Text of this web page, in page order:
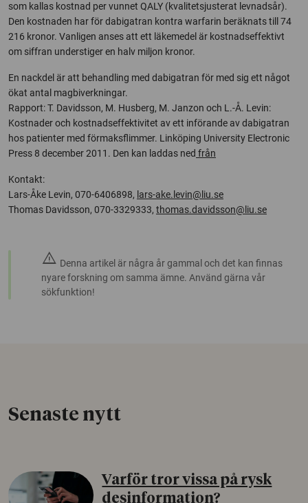
som kallas kostnad per vunnet QALY (kvalitetsjusterat levnadsår).
Den kostnaden har för dabigatran kontra warfarin beräknats till 74
216 kronor. Vanligen anses att ett läkemedel är kostnadseffektivt
om siffran understiger en halv miljon kronor.
En nackdel är att behandling med dabigatran för med sig ett något
ökat antal magbiverkningar.
Rapport: T. Davidsson, M. Husberg, M. Janzon och L.-Å. Levin:
Kostnader och kostnadseffektivitet av ett införande av dabigatran
hos patienter med förmaksflimmer. Linköping University Electronic
Press 8 december 2011. Den kan laddas ned från
Kontakt:
Lars-Åke Levin, 070-6406898, lars-ake.levin@liu.se
Thomas Davidsson, 070-3329333, thomas.davidsson@liu.se
warning Denna artikel är några år gammal och det kan finnas
nyare forskning om samma ämne. Använd gärna vår
sökfunktion!
Senaste nytt
Varför tror vissa på rysk
desinformation?